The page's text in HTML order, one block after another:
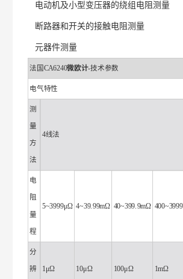
电动机及小型变压器的绕组电阻测量
断路器和开关的接触电阻测量
元器件测量
法国CA6240微欧计-技术参数
电气特性
测
量
方
法
4线法
电
阻
量
程
5~3999μΩ 4~39.99mΩ 40~399.9mΩ
分
辨 1μΩ 10μΩ 100μΩ 1mΩ